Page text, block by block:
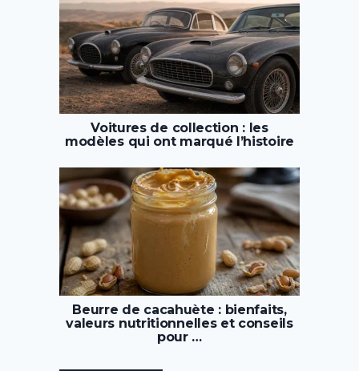
Voitures de collection : les
modèles qui ont marqué l’histoire
Beurre de cacahuète : bienfaits,
valeurs nutritionnelles et conseils
pour …